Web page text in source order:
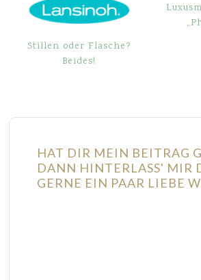
Stillen oder Flasche?
Beides!
HAT DIR MEIN BEITRAG
DANN HINTERLASS' MIR
GERNE EIN PAAR LIEBE